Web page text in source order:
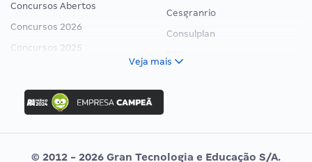
Concursos Abertos
Concursos 2026
Concursos 2025
Concurso Ibama
Concurso MPU
Editais publicados
Cesgranrio
Consulplan
Vunesp
Veja mais
© 2012 - 2026 Gran Tecnologia e Educação S/A.